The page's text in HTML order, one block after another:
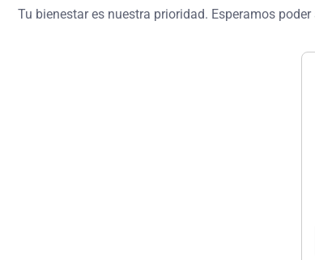
Tu bienestar es nuestra prioridad. Esperamos